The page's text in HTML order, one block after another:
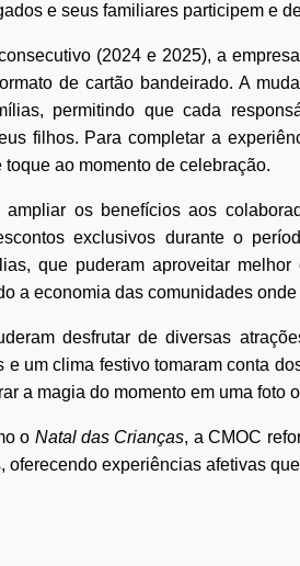
e seus familiares participem e
(2024 e 2025), a
de cartão bandeirado. A
permitindo que cada
filhos. Para completar a
ao momento de celebração.
os benefícios aos
exclusivos durante o
que puderam aproveitar
a economia das comunidades
desfrutar de diversas
e um clima festivo tomaram conta
a magia do momento em uma foto
o Natal das Crianças, a CMOC
oferecendo experiências afetivas